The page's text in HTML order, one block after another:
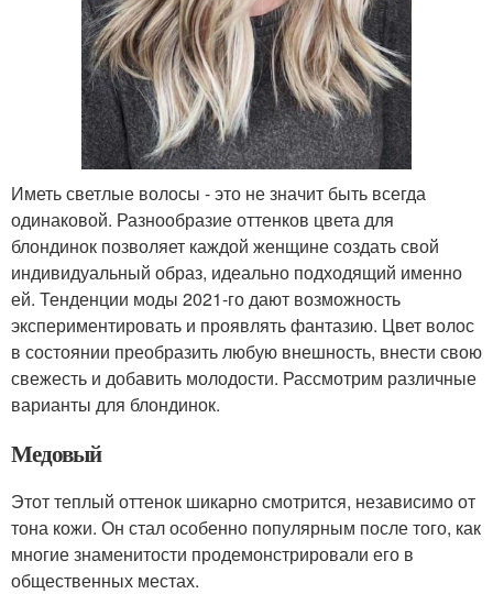
Иметь светлые волосы - это не значит быть всегда
одинаковой. Разнообразие оттенков цвета для
блондинок позволяет каждой женщине создать свой
индивидуальный образ, идеально подходящий именно
ей. Тенденции моды 2021-го дают возможность
экспериментировать и проявлять фантазию. Цвет волос
в состоянии преобразить любую внешность, внести свою
свежесть и добавить молодости. Рассмотрим различные
варианты для блондинок.
Медовый
Этот теплый оттенок шикарно смотрится, независимо от
тона кожи. Он стал особенно популярным после того, как
многие знаменитости продемонстрировали его в
общественных местах.